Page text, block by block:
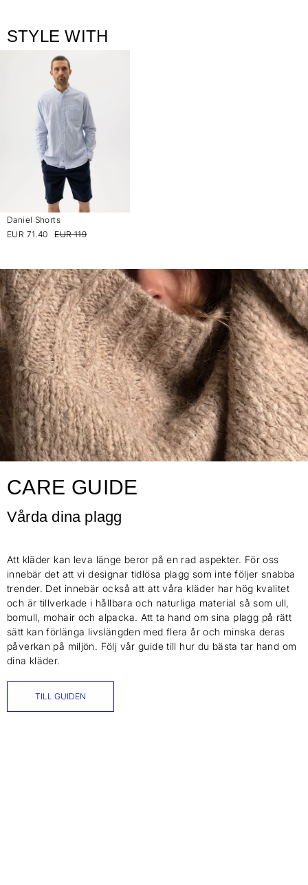
STYLE WITH
Daniel Shorts
EUR 71.40
EUR 119
CARE GUIDE
Vårda dina plagg
Att kläder kan leva länge beror på en rad aspekter. För oss
innebär det att vi designar tidlösa plagg som inte följer snabba
trender. Det innebär också att att våra kläder har hög kvalitet
och är tillverkade i hållbara och naturliga material så som ull,
bomull, mohair och alpacka. Att ta hand om sina plagg på rätt
sätt kan förlänga livslängden med flera år och minska deras
påverkan på miljön. Följ vår guide till hur du bästa tar hand om
dina kläder.
TILL GUIDEN